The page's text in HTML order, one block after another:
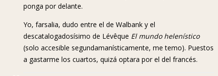
ponga por delante.
Yo, farsalia, dudo entre el de Walbank y el
descatalogadosísimo de Lévêque El mundo helenístico
(solo accesible segundamanísticamente, me temo). Puestos
a gastarme los cuartos, quizá optara por el del francés.